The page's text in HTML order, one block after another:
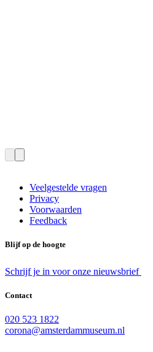
Veelgestelde vragen
Privacy
Voorwaarden
Feedback
Blijf op de hoogte
Schrijf je in voor onze nieuwsbrief
Contact
020 523 1822
corona@amsterdammuseum.nl